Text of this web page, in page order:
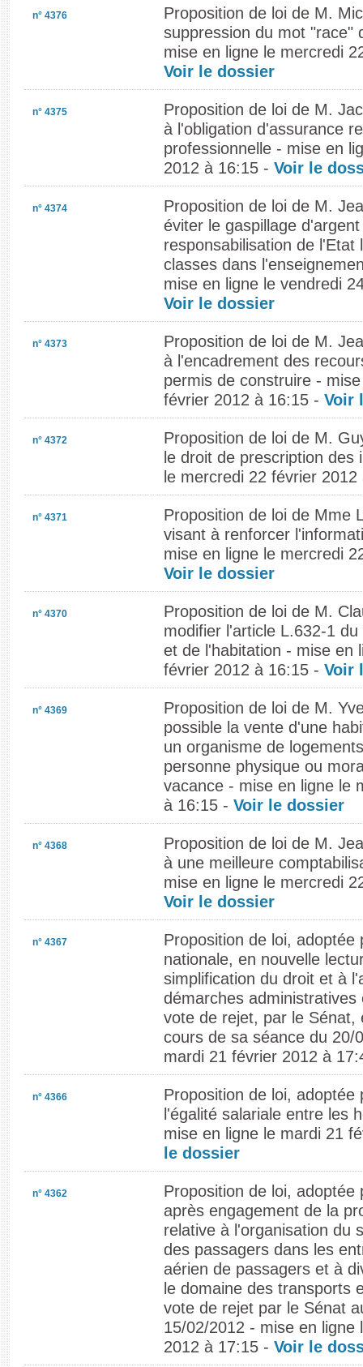
n° 4376
Proposition de loi de M.
suppression du mot "race"
mise en ligne le mercredi
Voir le dossier
n° 4375
Proposition de loi de M.
à l'obligation d'assurance
professionnelle - mise en
2012 à 16:15 - Voir le
n° 4374
Proposition de loi de M.
éviter le gaspillage
responsabilisation de
classes dans
mise en ligne le vendredi
Voir le dossier
n° 4373
Proposition de loi de M.
à l'encadrement des
permis de construire -
février 2012 à 16:15 - Voir
n° 4372
Proposition de loi de M.
le droit de prescription des
le mercredi 22 février
n° 4371
Proposition de loi de Mme
visant à renforcer
mise en ligne le mercredi
Voir le dossier
n° 4370
Proposition de loi de M.
modifier l'article L.632-1
et de l'habitation - mise en
février 2012 à 16:15 - Voir
n° 4369
Proposition de loi de M.
possible la vente d'une
un organisme de
personne physique ou
vacance - mise en ligne le
à 16:15 - Voir le dossier
n° 4368
Proposition de loi de M.
à une meilleure
mise en ligne le mercredi
Voir le dossier
n° 4367
Proposition de loi, adoptée
nationale, en nouvelle
simplification du droit et à
démarches
vote de rejet, par le Sénat,
cours de sa séance du 20/
mardi 21 février 2012 à
n° 4366
Proposition de loi,
l'égalité salariale entre les
mise en ligne le mardi 21
le dossier
n° 4362
Proposition de loi, adoptée
après engagement de la
relative à l'organisation du
des passagers dans les
aérien de passagers et à
le domaine des transports
vote de rejet par le Sénat
15/02/2012 - mise en ligne
2012 à 17:15 - Voir le